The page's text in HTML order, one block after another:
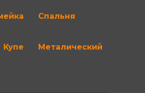
Спальня
Купе Металический